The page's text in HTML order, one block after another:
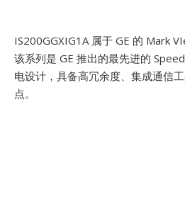
IS200GGXIG1A 属于 GE 的 Mark
该系列是 GE 推出的最先进的
电设计，具备高冗余度、集成通信
点。